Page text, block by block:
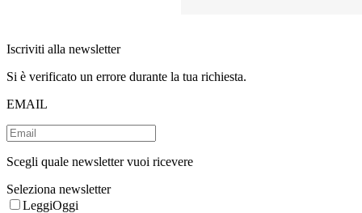
Iscriviti alla newsletter
Si è verificato un errore durante la tua richiesta.
EMAIL
Scegli quale newsletter vuoi ricevere
Seleziona newsletter
LeggiOggi